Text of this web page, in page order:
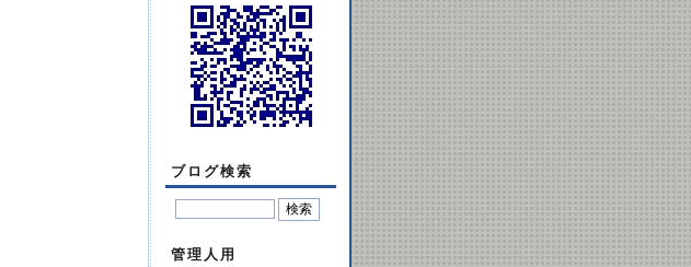
ブログ検索
管理人用